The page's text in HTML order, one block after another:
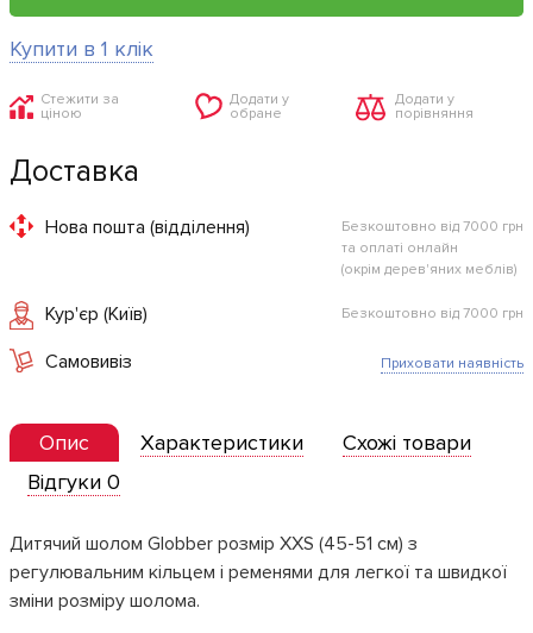
Купити в 1 клік
Стежити за
ціною
Додати у
обране
Додати у
порівняння
Доставка
Нова пошта (відділення)
Безкоштовно від 7000 грн
та оплаті онлайн
(окрім дерев'яних меблів)
Кур'єр (Київ) Безкоштовно від 7000 грн
Самовивіз Приховати наявність
Опис Характеристики
Схожі товари
Відгуки 0
Дитячий шолом Globber розмір XXS (45-51 см) з
регулювальним кільцем і ременями для легкої та швидкої
зміни розміру шолома.